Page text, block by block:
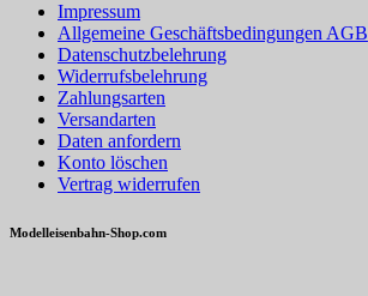
Impressum
Allgemeine Geschäftsbedingungen AGB
Datenschutzbelehrung
Widerrufsbelehrung
Zahlungsarten
Versandarten
Daten anfordern
Konto löschen
Vertrag widerrufen
Modelleisenbahn-Shop.com